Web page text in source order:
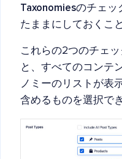
Taxonomiesのチェッ
たままにしておくこ
これらの2つのチェ
と、すべてのコンテ
ノミーのリストが表
含めるものを選択で